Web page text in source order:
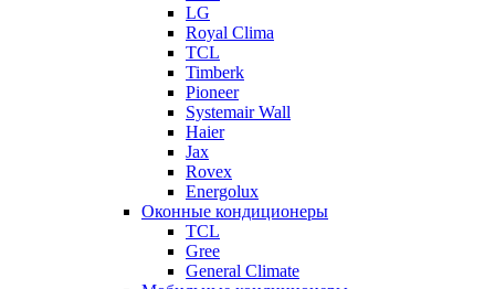
LG
Royal Clima
TCL
Timberk
Pioneer
Systemair Wall
Haier
Jax
Rovex
Energolux
Оконные кондиционеры
TCL
Gree
General Climate